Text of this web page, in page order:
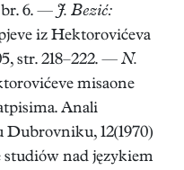
br. 6. — J. Bezić:
iz Hektorovićeva
str. 218–222. — N.
misaone
Anali
12(1970)
studiów nad językiem